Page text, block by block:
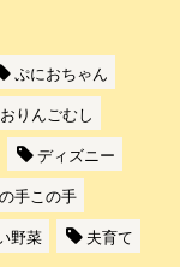
ぷにおちゃん
りんごむし
ディズニー
手この手
野菜 夫育て